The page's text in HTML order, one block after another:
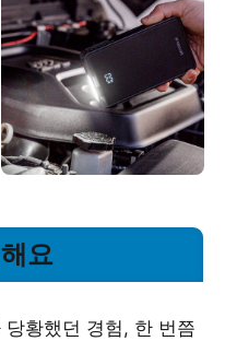
요
황했던 경험, 한 번쯤